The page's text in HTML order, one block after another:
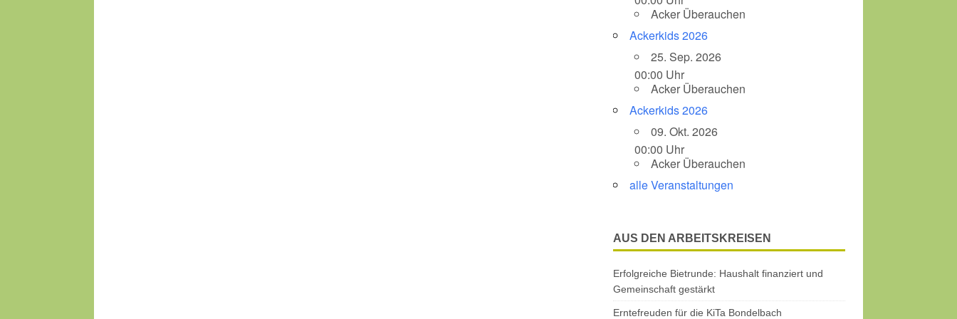
Acker Überauchen
Ackerkids 2026
25. Sep. 2026
00:00 Uhr
Acker Überauchen
Ackerkids 2026
09. Okt. 2026
00:00 Uhr
Acker Überauchen
alle Veranstaltungen
AUS DEN ARBEITSKREISEN
Erfolgreiche Bietrunde: Haushalt finanziert und
Gemeinschaft gestärkt
Erntefreuden für die KiTa Bondelbach